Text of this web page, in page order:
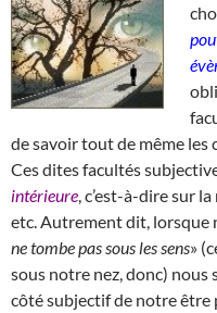
de savoir tout de même les
Ces dites facultés
intérieure , c’est-à-dire sur
etc. Autrement dit, lorsque
ne tombe pas sous les sens»
sous notre nez, donc) nous
côté subjectif de notre être